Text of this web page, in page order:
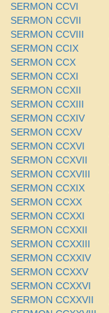
SERMON CCVI
SERMON CCVII
SERMON CCVIII
SERMON CCIX
SERMON CCX
SERMON CCXI
SERMON CCXII
SERMON CCXIII
SERMON CCXIV
SERMON CCXV
SERMON CCXVI
SERMON CCXVII
SERMON CCXVIII
SERMON CCXIX
SERMON CCXX
SERMON CCXXI
SERMON CCXXII
SERMON CCXXIII
SERMON CCXXIV
SERMON CCXXV
SERMON CCXXVI
SERMON CCXXVII